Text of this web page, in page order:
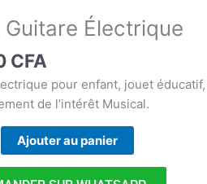
Électrique
CFA
pour enfant, jouet
de l’intérêt Musical.
Ajouter au panier